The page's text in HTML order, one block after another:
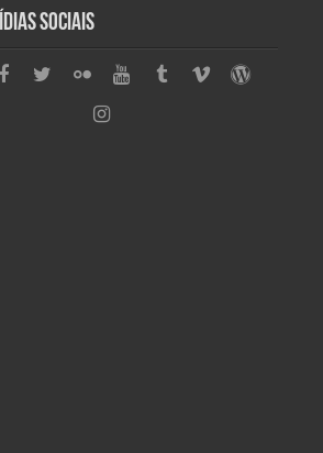
Sociais